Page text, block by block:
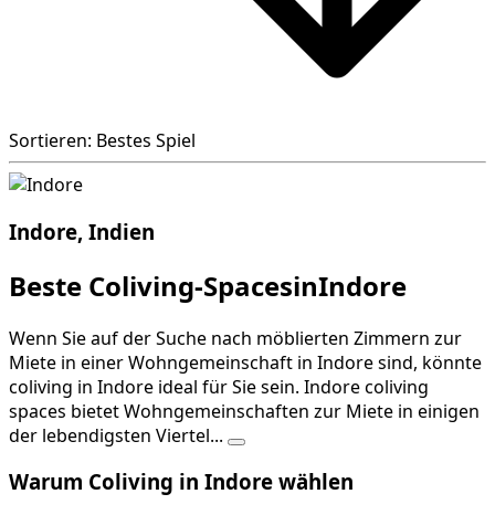
Sortieren: Bestes Spiel
Indore, Indien
Beste Coliving-SpacesinIndore
Wenn Sie auf der Suche nach möblierten Zimmern zur
Miete in einer Wohngemeinschaft in Indore sind, könnte
coliving in Indore ideal für Sie sein. Indore coliving
spaces bietet Wohngemeinschaften zur Miete in einigen
der lebendigsten Viertel...
Warum Coliving in Indore wählen